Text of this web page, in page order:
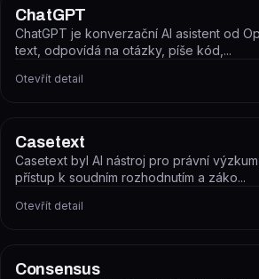
ChatGPT
ChatGPT je konverzační AI asistent od
text, odpovídá na otázky, píše kód,...
Otevřít detail
Casetext
Casetext byl AI nástroj pro právní
přístup k soudním rozhodnutím a záko...
Otevřít detail
Consensus